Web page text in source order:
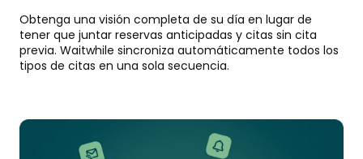
Obtenga una visión completa de su día en lugar de
tener que juntar reservas anticipadas y citas sin cita
previa. Waitwhile sincroniza automáticamente todos los
tipos de citas en una sola secuencia.